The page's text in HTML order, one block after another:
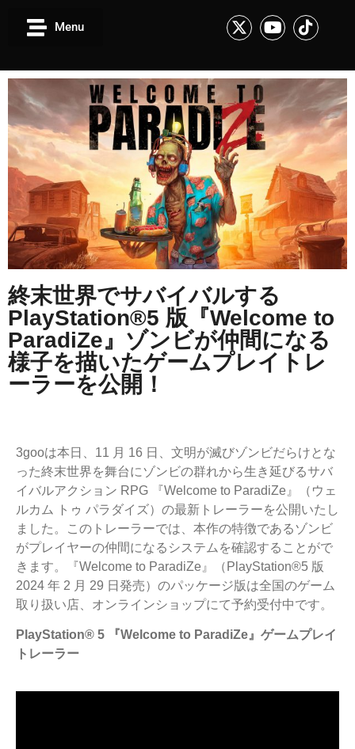
Menu
終末世界でサバイバルする
PlayStation®5 版『Welcome to
ParadiZe』ゾンビが仲間になる
様子を描いたゲームプレイトレ
ーラーを公開！
3gooは本日、11 月 16 日、文明が滅びゾンビだらけとな
った終末世界を舞台にゾンビの群れから生き延びるサバ
イバルアクション RPG 『Welcome to ParadiZe』（ウェ
ルカム トゥ パラダイズ）の最新トレーラーを公開いたし
ました。このトレーラーでは、本作の特徴であるゾンビ
がプレイヤーの仲間になるシステムを確認することがで
きます。『Welcome to ParadiZe』（PlayStation®5 版
2024 年 2 月 29 日発売）のパッケージ版は全国のゲーム
取り扱い店、オンラインショップにて予約受付中です。
PlayStation® 5 『Welcome to ParadiZe』ゲームプレイ
トレーラー